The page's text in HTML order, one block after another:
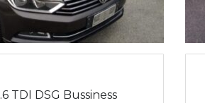
TDI DSG Bussiness